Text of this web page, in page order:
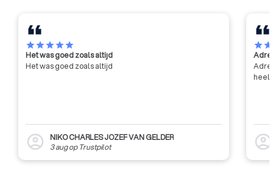
starstarstarstarstar
Het was goed zoals altijd
Het was goed zoals altijd
account_circle
NIKO CHARLES JOZEF VAN GELDER
3 augop Trustpilot
starstar
heel
account_circle